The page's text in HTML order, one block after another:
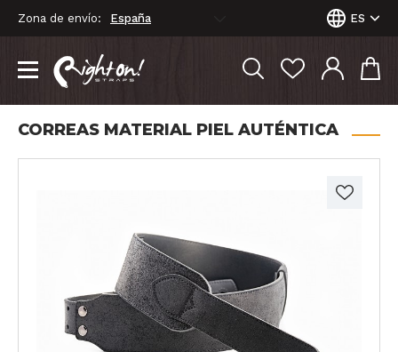
Zona de envío: ES
CORREAS MATERIAL PIEL AUTÉNTICA